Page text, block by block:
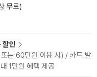
무료)
할인
는 60만원 이용 시) / 카드 발
1만원 혜택 제공